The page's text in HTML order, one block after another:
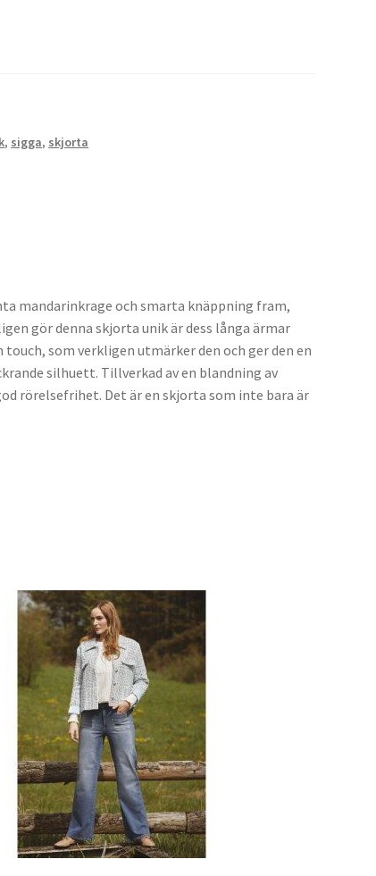
, sigga, skjorta
mandarinkrage och smarta knäppning fram,
gör denna skjorta unik är dess långa ärmar
som verkligen utmärker den och ger den en
silhuett. Tillverkad av en blandning av
rörelsefrihet. Det är en skjorta som inte bara är